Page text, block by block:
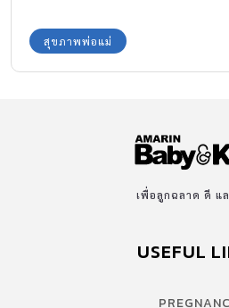
สุขภาพพ่อแม่
เพื่อลูกฉลาด ดี แ
USEFUL